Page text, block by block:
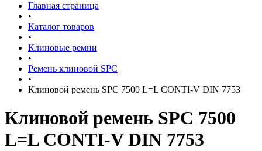
Главная страница
•
Каталог товаров
•
Клиновые ремни
•
Ремень клиновой SPC
•
Клиновой ремень SPC 7500 L=L CONTI-V DIN 7753
Клиновой ремень SPC 7500
L=L CONTI-V DIN 7753